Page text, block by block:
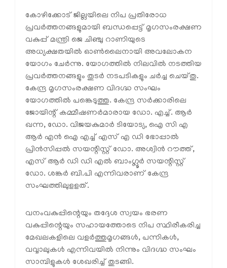
കോഴിക്കോട് ജില്ലയിലെ നിപ പ്രതിരോധ
പ്രവർത്തനങ്ങളുമായി ബന്ധപ്പെട്ട് മൃഗസംരക്ഷണ
വകുപ്പ് മന്ത്രി ജെ ചിഞ്ചു റാണിയുടെ
അധ്യക്ഷതയിൽ ഓൺലൈനായി അവലോകന
യോഗം ചേർന്നു. യോഗത്തിൽ നിലവിൽ നടത്തിയ
പ്രവർത്തനങ്ങളും തുടർ നടപടികളും ചർച്ച ചെയ്തു.
കേന്ദ്ര മൃഗസംരക്ഷണ വിദഗ്ദ്ധ സംഘം
യോഗത്തിൽ പങ്കെടുത്തു. കേന്ദ്ര സർക്കാരിലെ
ജോയിന്റ് കമ്മീഷണർമാരായ ഡോ. എച്ച്. ആർ
ഖന്ന, ഡോ. വിജയകുമാർ ടിയോട്യ, ഐ സി എ
ആർ എൻ ഐ എച്ച് എസ് എ ഡി ഭോപ്പാൽ
പ്രിൻസിപ്പൽ സയന്റിസ്റ്റ് ഡോ. അശ്വിൻ റൗത്ത്,
എസ് ആർ ഡി ഡി എൽ ബാംഗ്ലൂർ സയന്റിസ്റ്റ്
ഡോ. ശങ്കർ ബി.പി എന്നിവരാണ് കേന്ദ്ര
സംഘത്തിലുളളത്.
വനംവകുപ്പിന്റെയും തദ്ദേശ സ്വയം ഭരണ
വകുപ്പിന്റെയും സഹായത്തോടെ നിപ സ്ഥിരീകരിച്ച
മേഖലകളിലെ വളർത്തുമൃഗങ്ങൾ, പന്നികൾ,
വവ്വാലുകൾ എന്നിവയിൽ നിന്നും വിദഗ്ദ്ധ സംഘം
സാമ്പിളുകൾ ശേഖരിച്ച് തുടങ്ങി.